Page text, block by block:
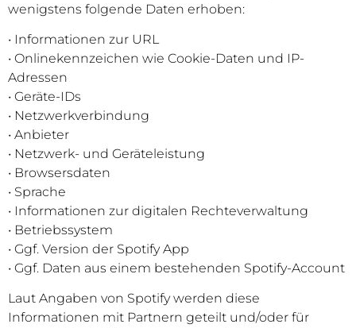
wenigstens folgende Daten erhoben:
• Informationen zur URL
• Onlinekennzeichen wie Cookie-Daten und IP-
Adressen
• Geräte-IDs
• Netzwerkverbindung
• Anbieter
• Netzwerk- und Geräteleistung
• Browsersdaten
• Sprache
• Informationen zur digitalen Rechteverwaltung
• Betriebssystem
• Ggf. Version der Spotify App
• Ggf. Daten aus einem bestehenden Spotify-Account
Laut Angaben von Spotify werden diese
Informationen mit Partnern geteilt und/oder für